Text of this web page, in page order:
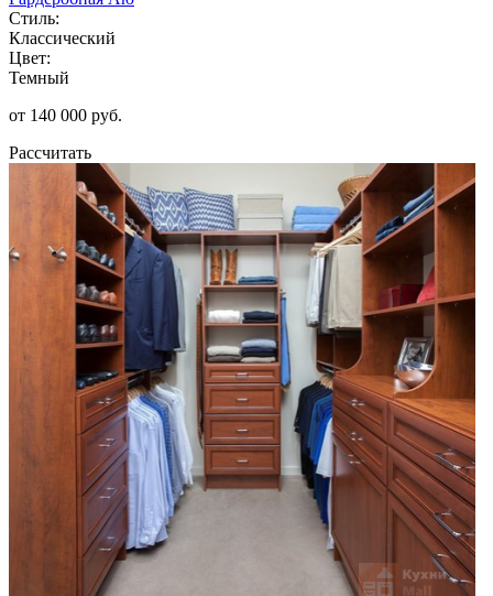
Стиль:
Классический
Цвет:
Темный
от 140 000 руб.
Рассчитать